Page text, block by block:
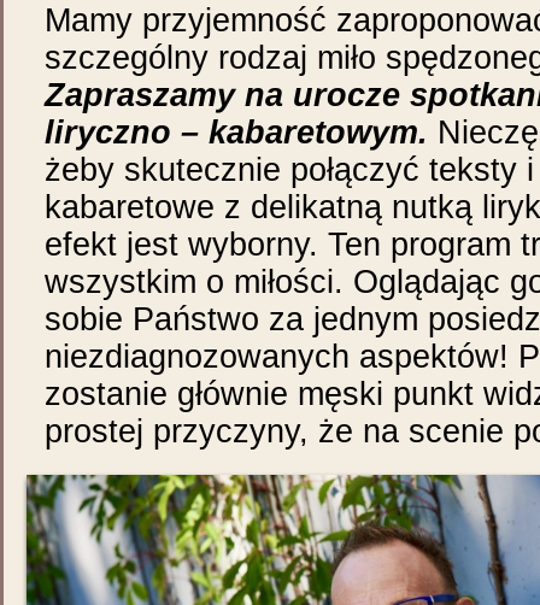
Mamy przyjemność
szczególny rodzaj miło
Zapraszamy na urocze
liryczno – kabaretowym.
żeby skutecznie połączyć teksty
kabaretowe z delikatną nutką
efekt jest wyborny. Ten program
wszystkim o miłości. Oglądając
sobie Państwo za jednym
niezdiagnozowanych aspektów!
zostanie głównie męski punkt
prostej przyczyny, że na scenie